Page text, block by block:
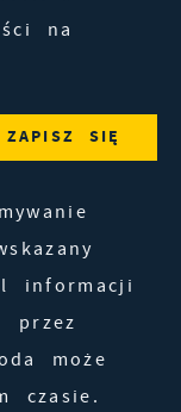
na
informacji
przez
może
czasie.